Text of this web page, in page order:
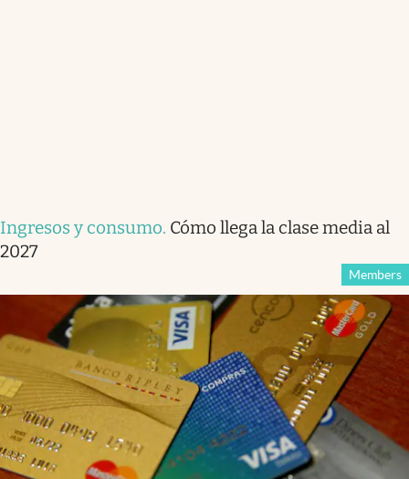
Ingresos y consumo. Cómo llega la clase media al
2027
Members